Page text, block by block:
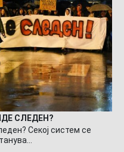
СЛЕДЕН?
Секој систем се